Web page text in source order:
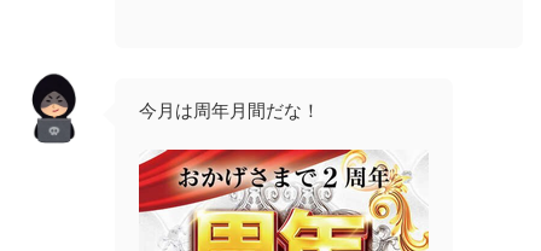
今月は周年月間だな！